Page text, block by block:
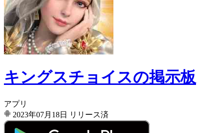
キングスチョイスの掲示板
アプリ
2023年07月18日
リリース済